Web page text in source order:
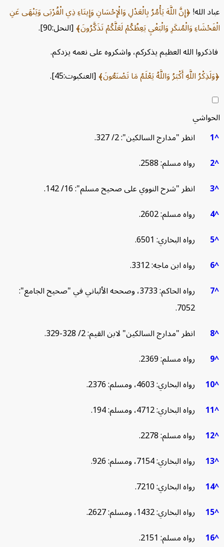
إِنَّ اللَّهَ يَأْمُرُ بِالْعَدْلِ وَالْإِحْسَانِ وَإِيتَاءِ ذِي الْقُرْبَى وَيَنْهَى عَنِ
وَالْمُنكَرِ وَالْبَغْيِ يَعِظُكُمْ لَعَلَّكُمْ تَذَكَّرُونَ [النحل:90].
الله العظيم يذكركم، واشكروه على نعمه يزدكم.
اللَّهِ أَكْبَرُ وَاللَّهُ يَعْلَمُ مَا تَصْنَعُونَ [العنكبوت:45].
انظر "مدارج السالكين": 2/ 327.
رواه مسلم: 2588.
انظر "شرح النووي على صحيح مسلم": 16/ 142.
رواه مسلم: 2602.
رواه البخاري: 6501.
رواه ابن ماجه: 3312.
رواه الحاكم: 3733، وصححه الألباني في "صحيح الجامع":
7052.
انظر "مدارج السالكين" لابن القيم: 2/ 328-329.
رواه مسلم: 2369.
رواه البخاري: 4603، ومسلم: 2376.
رواه البخاري: 4712، ومسلم: 194.
رواه مسلم: 2278.
رواه البخاري: 7154، ومسلم: 926.
رواه البخاري: 7210.
رواه البخاري: 1432، ومسلم: 2627.
رواه مسلم: 2151.